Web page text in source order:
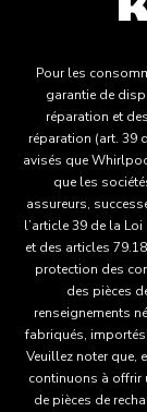
Pour les
garantie de
réparation et
réparation (art. 39
avisés que
que les
assureurs,
l’article 39 de la
et des articles
protection des
des pièces
renseignements
fabriqués,
Veuillez noter que,
continuons à offrir
de pièces de